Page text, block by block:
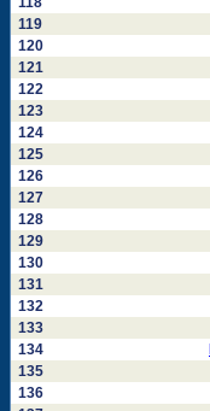
119
120
121
122
123
124
125
126
127
128
129
130
131
132
133
134
135
136